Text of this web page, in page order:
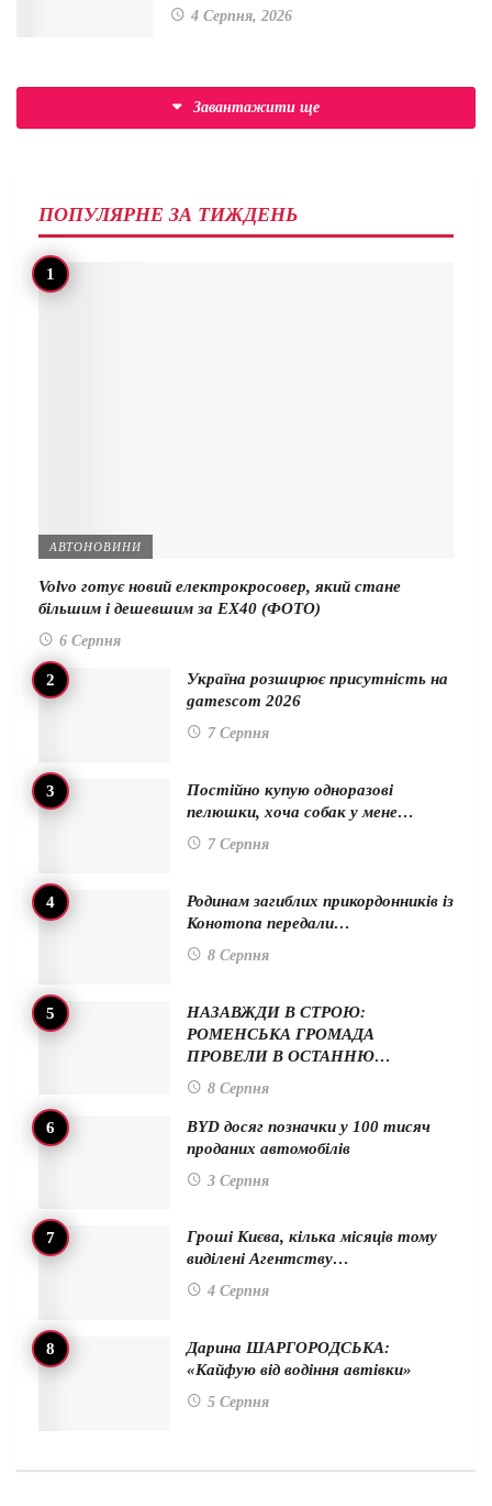
4 Серпня, 2026
Завантажити ще
ПОПУЛЯРНЕ ЗА ТИЖДЕНЬ
АВТОНОВИНИ
Volvo готує новий електрокросовер, який стане
більшим і дешевшим за EX40 (ФОТО)
6 Серпня
Україна розширює присутність на
gamescom 2026
7 Серпня
Постійно купую одноразові
пелюшки, хоча собак у мене…
7 Серпня
Родинам загиблих прикордонників із
Конотопа передали…
8 Серпня
НАЗАВЖДИ В СТРОЮ:
РОМЕНСЬКА ГРОМАДА
ПРОВЕЛИ В ОСТАННЮ…
8 Серпня
BYD досяг позначки у 100 тисяч
проданих автомобілів
3 Серпня
Гроші Києва, кілька місяців тому
виділені Агентству…
4 Серпня
Дарина ШАРГОРОДСЬКА:
«Кайфую від водіння автівки»
5 Серпня